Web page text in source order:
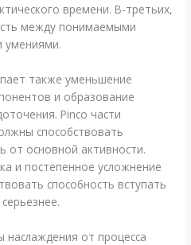
времени. В-третьих,
между понимаемыми
умениями.
также уменьшение
и образование
Pinco части
способствовать
от основной активности.
и постепенное усложнение
способность вступать
наслаждения от процесса